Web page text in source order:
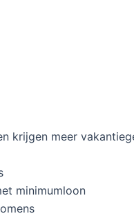
krijgen meer
minimumloon